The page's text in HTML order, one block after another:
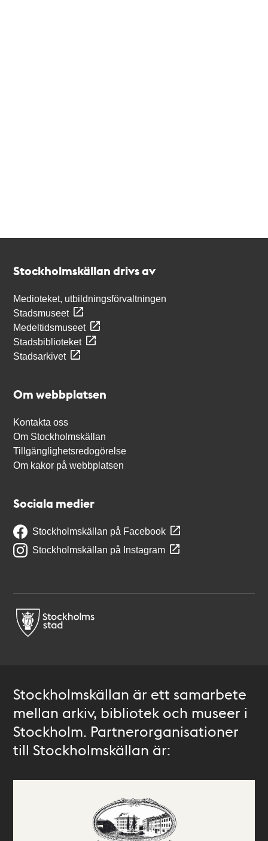
Stockholmskällan drivs av
Medioteket, utbildningsförvaltningen
Stadsmuseet
Medeltidsmuseet
Stadsbiblioteket
Stadsarkivet
Om webbplatsen
Kontakta oss
Om Stockholmskällan
Tillgänglighetsredogörelse
Om kakor på webbplatsen
Sociala medier
Stockholmskällan på Facebook
Stockholmskällan på Instagram
Stockholmskällan är ett samarbete
mellan arkiv, bibliotek och museer i
Stockholm. Partnerorganisationer
till Stockholmskällan är: